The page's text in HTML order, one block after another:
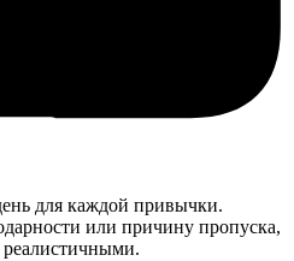
для каждой привычки.
или причину пропуска,